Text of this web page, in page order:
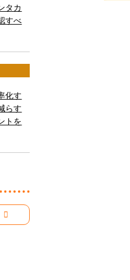
タカ
すべ
化す
らす
トを